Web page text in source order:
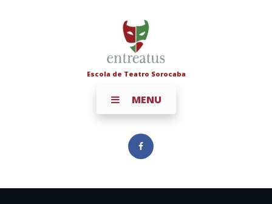
Escola de Teatro Sorocaba
MENU